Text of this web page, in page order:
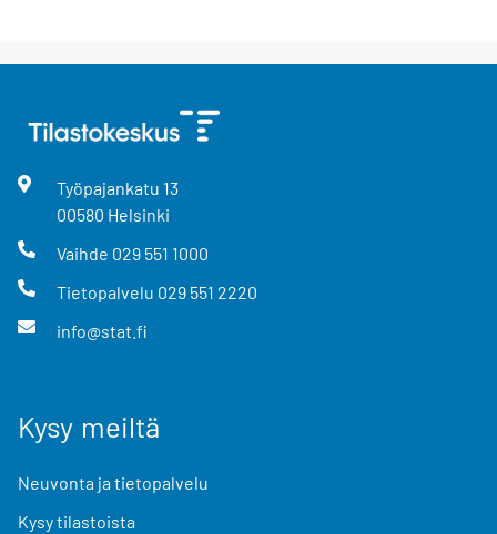
Työpajankatu 13
00580 Helsinki
Vaihde 029 551 1000
Tietopalvelu 029 551 2220
info@stat.fi
Kysy meiltä
Neuvonta ja tietopalvelu
Kysy tilastoista